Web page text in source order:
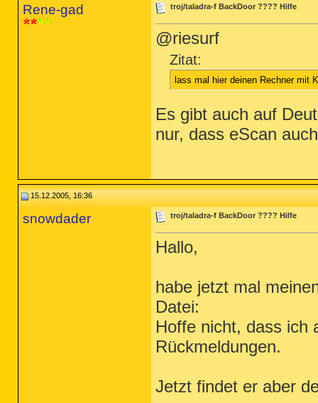
Rene-gad troj/taladra-f BackDoor ???? Hilfe
@riesurf
Zitat:
lass mal hier deinen Rechner mit
Es gibt auch auf
nur, dass eScan
15.12.2005, 16:36
snowdader troj/taladra-f BackDoor ???? Hilfe
Hallo,
habe jetzt mal
Datei:
Hoffe nicht, dass ich
Rückmeldungen.
Jetzt findet er aber